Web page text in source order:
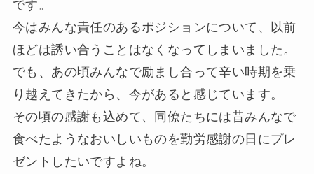
です。
今はみんな責任のあるポジションについて、以前
ほどは誘い合うことはなくなってしまいました。
でも、あの頃みんなで励まし合って辛い時期を乗
り越えてきたから、今があると感じています。
その頃の感謝も込めて、同僚たちには昔みんなで
食べたようなおいしいものを勤労感謝の日にプレ
ゼントしたいですよね。